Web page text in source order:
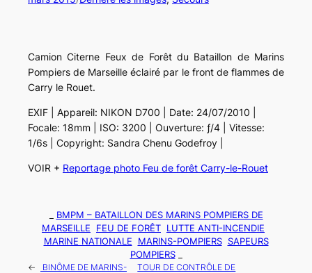
Camion Citerne Feux de Forêt du Bataillon de Marins
Pompiers de Marseille éclairé par le front de flammes de
Carry le Rouet.
EXIF | Appareil: NIKON D700 | Date: 24/07/2010 |
Focale: 18mm | ISO: 3200 | Ouverture: ƒ/4 | Vitesse:
1/6s | Copyright: Sandra Chenu Godefroy |
VOIR + Reportage photo Feu de forêt Carry-le-Rouet
BMPM – BATAILLON DES MARINS POMPIERS DE
MARSEILLE
FEU DE FORÊT LUTTE ANTI-INCENDIE
MARINE NATIONALE
MARINS-POMPIERS SAPEURS
POMPIERS_
←
BINÔME DE MARINS-
TOUR DE CONTRÔLE DE